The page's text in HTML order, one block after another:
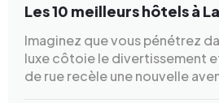
Les 10 meilleurs hôtels à
Imaginez que vous pénétrez
luxe côtoie le divertissement
de rue recèle une nouvelle